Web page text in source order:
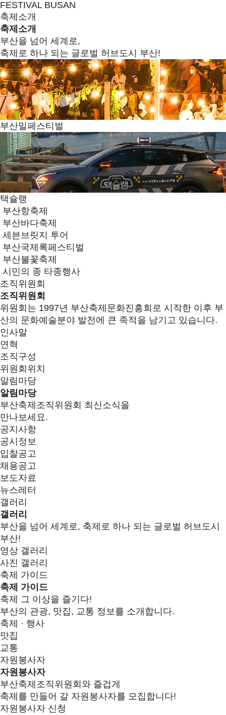
FESTIVAL BUSAN
축제소개
축제소개
부산을 넘어 세계로,
축제로 하나 되는 글로벌 허브도시 부산!
부산밀페스티벌
택슐랭
부산항축제
부산바다축제
세븐브릿지 투어
부산국제록페스티벌
부산불꽃축제
시민의 종 타종행사
조직위원회
조직위원회
위원회는 1997년 부산축제문화진흥회로 시작한 이후 부
산의 문화예술분야 발전에 큰 족적을 남기고 있습니다.
인사말
연혁
조직구성
위원회위치
알림마당
알림마당
부산축제조직위원회 최신소식을
만나보세요.
공지사항
공시정보
입찰공고
채용공고
보도자료
뉴스레터
갤러리
갤러리
부산을 넘어 세계로, 축제로 하나 되는 글로벌 허브도시
부산!
영상 갤러리
사진 갤러리
축제 가이드
축제 가이드
축제 그 이상을 즐기다!
부산의 관광, 맛집, 교통 정보를 소개합니다.
축제 · 행사
맛집
교통
자원봉사자
자원봉사자
부산축제조직위원회와 즐겁게
축제를 만들어 갈 자원봉사자를 모집합니다!
자원봉사자 신청